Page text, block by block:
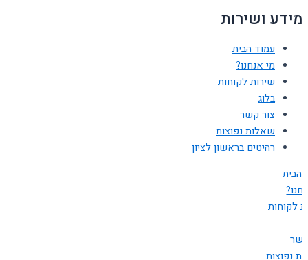
מידע ושירות
עמוד הבית
מי אנחנו?
שירות לקוחות
בלוג
צור קשר
שאלות נפוצות
רהיטים בראשון לציון
הבית
לקוחות
נפוצות